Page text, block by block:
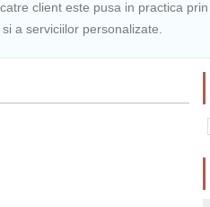
client este pusa in practica
a serviciilor personalizate.